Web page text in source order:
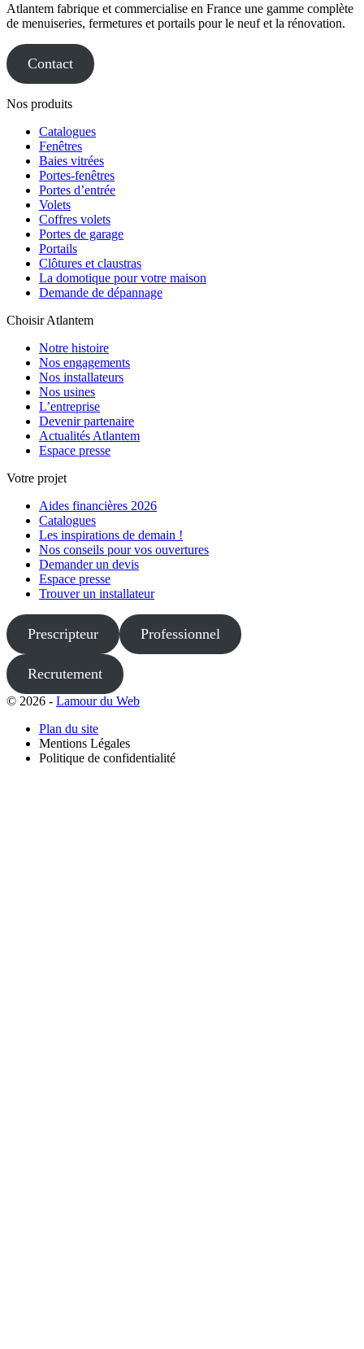
Atlantem fabrique et commercialise en France une gamme complète
de menuiseries, fermetures et portails pour le neuf et la rénovation.
Contact
Nos produits
Catalogues
Fenêtres
Baies vitrées
Portes-fenêtres
Portes d’entrée
Volets
Coffres volets
Portes de garage
Portails
Clôtures et claustras
La domotique pour votre maison
Demande de dépannage
Choisir Atlantem
Notre histoire
Nos engagements
Nos installateurs
Nos usines
L’entreprise
Devenir partenaire
Actualités Atlantem
Espace presse
Votre projet
Aides financières 2026
Catalogues
Les inspirations de demain !
Nos conseils pour vos ouvertures
Demander un devis
Espace presse
Trouver un installateur
Prescripteur Professionnel
Recrutement
© 2026 - Lamour du Web
Plan du site
Mentions Légales
Politique de confidentialité